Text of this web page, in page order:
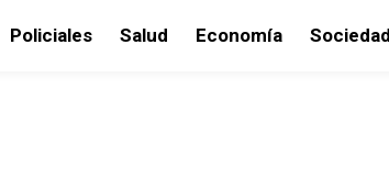
Policiales Salud Economía